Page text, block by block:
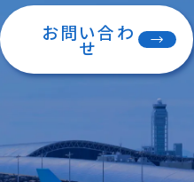
お問い合わ
せ